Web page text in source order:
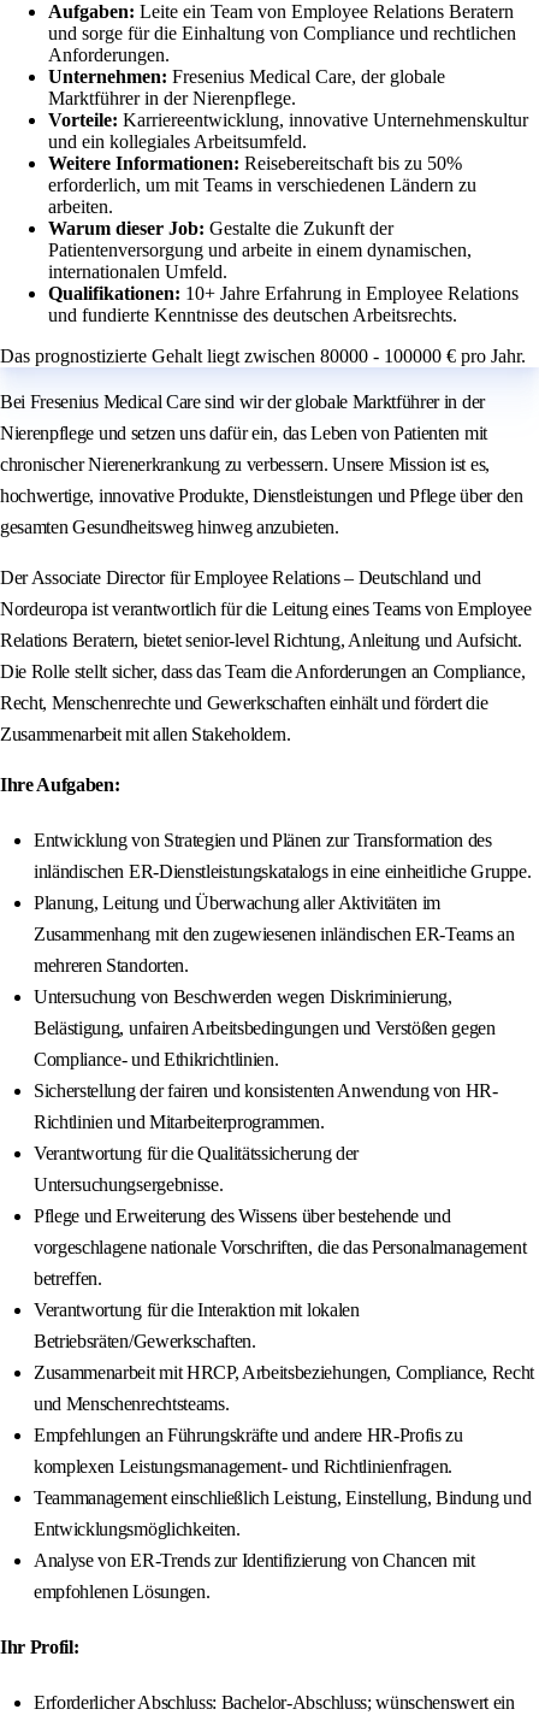
Aufgaben: Leite ein Team von Employee Relations Beratern
und sorge für die Einhaltung von Compliance und rechtlichen
Anforderungen.
Unternehmen: Fresenius Medical Care, der globale
Marktführer in der Nierenpflege.
Vorteile: Karriereentwicklung, innovative Unternehmenskultur
und ein kollegiales Arbeitsumfeld.
Weitere Informationen: Reisebereitschaft bis zu 50%
erforderlich, um mit Teams in verschiedenen Ländern zu
arbeiten.
Warum dieser Job: Gestalte die Zukunft der
Patientenversorgung und arbeite in einem dynamischen,
internationalen Umfeld.
Qualifikationen: 10+ Jahre Erfahrung in Employee Relations
und fundierte Kenntnisse des deutschen Arbeitsrechts.
Das prognostizierte Gehalt liegt zwischen 80000 - 100000 € pro Jahr.
Bei Fresenius Medical Care sind wir der globale Marktführer in der
Nierenpflege und setzen uns dafür ein, das Leben von Patienten mit
chronischer Nierenerkrankung zu verbessern. Unsere Mission ist es,
hochwertige, innovative Produkte, Dienstleistungen und Pflege über den
gesamten Gesundheitsweg hinweg anzubieten.
Der Associate Director für Employee Relations – Deutschland und
Nordeuropa ist verantwortlich für die Leitung eines Teams von Employee
Relations Beratern, bietet senior-level Richtung, Anleitung und Aufsicht.
Die Rolle stellt sicher, dass das Team die Anforderungen an Compliance,
Recht, Menschenrechte und Gewerkschaften einhält und fördert die
Zusammenarbeit mit allen Stakeholdern.
Ihre Aufgaben:
Entwicklung von Strategien und Plänen zur Transformation des
inländischen ER-Dienstleistungskatalogs in eine einheitliche Gruppe.
Planung, Leitung und Überwachung aller Aktivitäten im
Zusammenhang mit den zugewiesenen inländischen ER-Teams an
mehreren Standorten.
Untersuchung von Beschwerden wegen Diskriminierung,
Belästigung, unfairen Arbeitsbedingungen und Verstößen gegen
Compliance- und Ethikrichtlinien.
Sicherstellung der fairen und konsistenten Anwendung von HR-
Richtlinien und Mitarbeiterprogrammen.
Verantwortung für die Qualitätssicherung der
Untersuchungsergebnisse.
Pflege und Erweiterung des Wissens über bestehende und
vorgeschlagene nationale Vorschriften, die das Personalmanagement
betreffen.
Verantwortung für die Interaktion mit lokalen
Betriebsräten/Gewerkschaften.
Zusammenarbeit mit HRCP, Arbeitsbeziehungen, Compliance, Recht
und Menschenrechtsteams.
Empfehlungen an Führungskräfte und andere HR-Profis zu
komplexen Leistungsmanagement- und Richtlinienfragen.
Teammanagement einschließlich Leistung, Einstellung, Bindung und
Entwicklungsmöglichkeiten.
Analyse von ER-Trends zur Identifizierung von Chancen mit
empfohlenen Lösungen.
Ihr Profil:
Erforderlicher Abschluss: Bachelor-Abschluss; wünschenswert ein